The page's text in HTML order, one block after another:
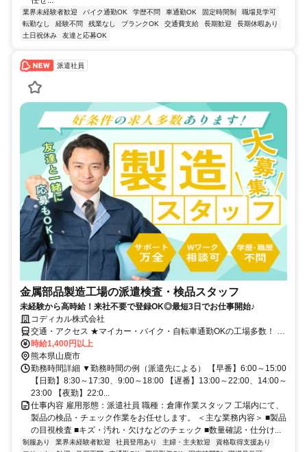
業界未経験者歓迎 バイク通勤OK 学歴不問 車通勤OK 固定時間制
職場見学可
転勤なし
経験不問 残業なし ブランクOK 交通費支給 長期歓迎
長期休暇あり
土日祝休み
友達と応募OK
派遣社員
金属部品製造工場の派遣検査・検品スタッフ
未経験から高時給！来社不要で登録OK◎最短3日でお仕事開始♪
コディカル株式会社
交通・アクセス ★マイカー・バイク・自転車通勤OKの工場多数！ ★
敷地内に駐車場完備でラクラク通勤！
時給1,400円以上
熊本県山鹿市
勤務時間詳細 ▼勤務時間の例（派遣先による） 【早番】6:00～15:00
【日勤】8:30～17:30、9:00～18:00 【遅番】13:00～22:00、14:00～
23:00 【夜勤】22:0...
仕事内容 雇用形態：派遣社員 職種：倉庫作業スタッフ 工場内にて、
製品の検品・チェック作業をお任せします。 ＜主な業務内容＞ ■製品
の目視検査 ■キズ・汚れ・欠けなどのチェック ■数量確認・仕分け...
制服あり 業界未経験者歓迎 社員登用あり 主婦・主夫歓迎
資格取得支援あり